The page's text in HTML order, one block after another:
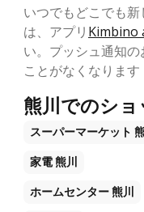
いつでもどこでも
は、アプリ Kimbino
い。プッシュ通知
ことがなくなります
熊川でのシ
スーパーマーケット
家電熊川
ホームセンター熊川